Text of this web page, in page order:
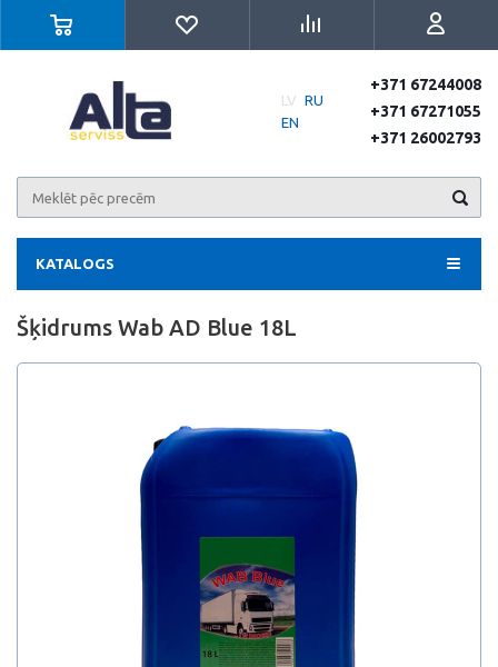
LV RU
EN
+371 67244008
+371 67271055
+371 26002793
KATALOGS
Šķidrums Wab AD Blue 18L